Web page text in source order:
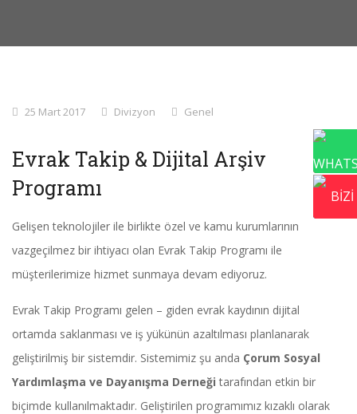
25 Mart 2017 Divizyon Genel
Evrak Takip & Dijital Arşiv
Programı
Gelişen teknolojiler ile birlikte özel ve kamu kurumlarının
vazgeçilmez bir ihtiyacı olan Evrak Takip Programı ile
müşterilerimize hizmet sunmaya devam ediyoruz.
Evrak Takip Programı gelen – giden evrak kaydının dijital
ortamda saklanması ve iş yükünün azaltılması planlanarak
geliştirilmiş bir sistemdir. Sistemimiz şu anda Çorum Sosyal
Yardımlaşma ve Dayanışma Derneği tarafından etkin bir
biçimde kullanılmaktadır. Geliştirilen programımız kızaklı olarak